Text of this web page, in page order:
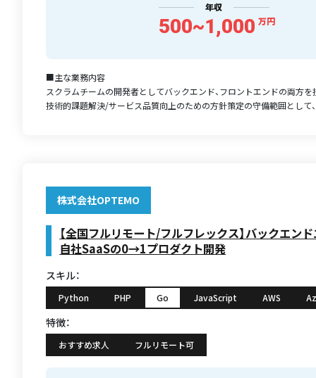
年収
500~1,000 万円
■主な業務内容
スクラムチームの開発者としてバックエンド、フロントエンドの両方を
技術的課題解決/サービス品質向上のための方針策定の守備範囲として
株式会社OPTEMO
【全国フルリモート/フルフレックス】バックエン
自社SaaSの0→1プロダクト開発
スキル：
Python PHP Go JavaScript AWS
特徴：
おすすめ求人 フルリモート可